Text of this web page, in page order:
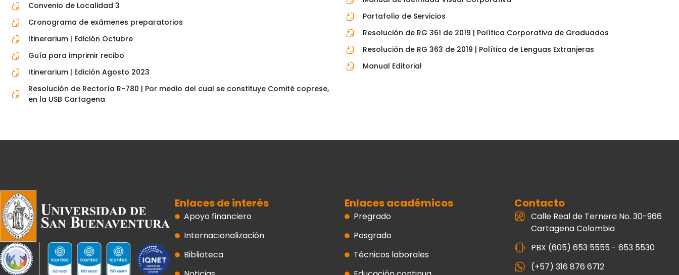
Convenio de Localidad 3
Cronograma de exámenes preparatorios
Itinerarium | Edición Octubre
Guía para imprimir recibo
Itinerarium | Edición Agosto 2023
Resolución de Rectoría R-780 | Por medio del cual se constituye Comité coprese,
en la USB Cartagena
Portafolio de Servicios
Resolución de RG 361 de 2019 | Política Corporativa de Graduados
Resolución de RG 363 de 2019 | Política de Lenguas Extranjeras
Manual Editorial
Enlaces de interés
Apoyo financiero
Internacionalización
Biblioteca
Enlaces académicos
Pregrado
Posgrado
Técnicos laborales
Contacto
Calle Real de Ternera No. 30-966
Cartagena Colombia
PBX (605) 653 5555 - 653 5530
(+57) 316 876 6712